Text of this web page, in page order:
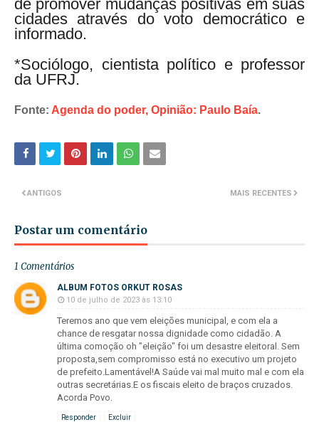
de promover mudanças positivas em suas
cidades através do voto democrático e
informado.
*Sociólogo, cientista político e professor
da UFRJ.
Fonte: Agenda do poder, Opinião: Paulo Baía.
MAIS RECENTES
ANTIGOS
Postar um comentário
1 Comentários
ALBUM FOTOS ORKUT ROSAS
10 de julho de 2023 às 13:10
Teremos ano que vem eleições municipal, e com ela a
chance de resgatar nossa dignidade como cidadão. A
última comoção oh "eleição" foi um desastre eleitoral. Sem
proposta,sem compromisso está no executivo um projeto
de prefeito.Lamentável!A Saúde vai mal muito mal e com ela
outras secretárias.E os fiscais eleito de braços cruzados.
Acorda Povo.
Responder Excluir